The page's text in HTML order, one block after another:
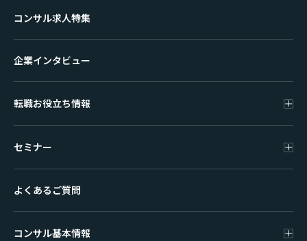
コンサル求人特集
企業インタビュー
転職お役立ち情報
セミナー
よくあるご質問
コンサル基本情報